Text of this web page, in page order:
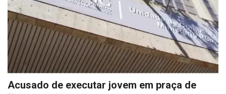
Acusado de executar jovem em praça de